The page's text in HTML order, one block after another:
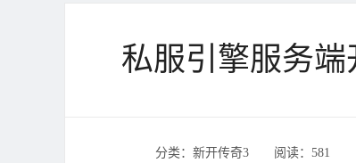
私服引擎服务
分类：新开传奇3 ‌‍阅读：581 ‌‍日